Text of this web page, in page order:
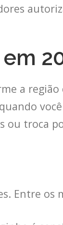
a
você
ou troca
Entre os